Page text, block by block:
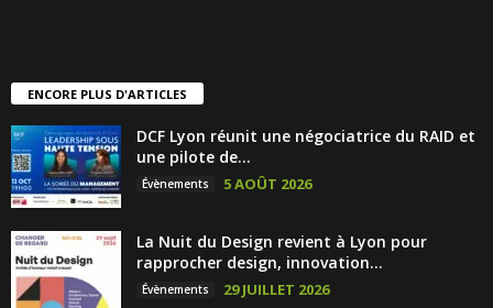
ENCORE PLUS D'ARTICLES
DCF Lyon réunit une négociatrice du RAID et
une pilote de...
Évènements 5 AOÛT 2026
La Nuit du Design revient à Lyon pour
rapprocher design, innovation...
Évènements 29 JUILLET 2026